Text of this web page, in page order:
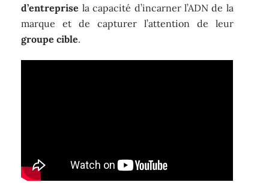
d’entreprise la capacité d’incarner l’ADN de la
marque et de capturer l’attention de leur
groupe cible.